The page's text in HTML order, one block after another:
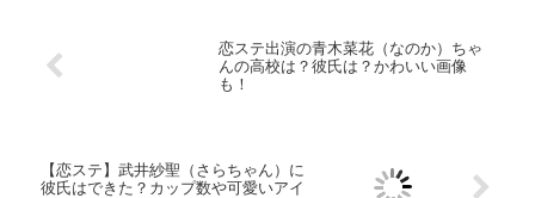
【恋ステ】武井紗聖（さらちゃん）に
彼氏はできた？カップ数や可愛いアイ